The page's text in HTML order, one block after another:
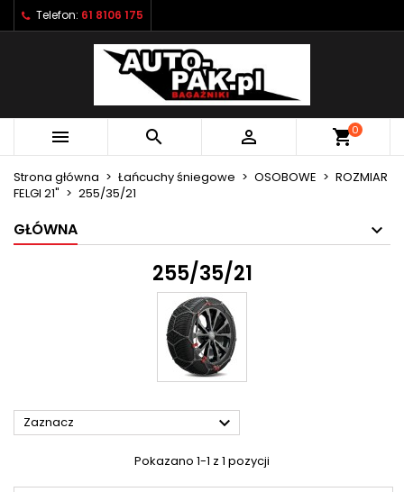
Telefon: 61 8106 175
   shopping_cart0
Strona główna Łańcuchy śniegowe OSOBOWE
ROZMIAR
FELGI 21"
255/35/21
GŁÓWNA
255/35/21
Zaznacz 
Pokazano 1-1 z 1 pozycji
Moje listy życzeń ×
Utwórz nową listę
((modalTitle)) ×
((confirmMessage))
((cancelText)) ((modalDeleteText))
Utwórz listę życzeń ×
Nazwa listy życzeń
Anuluj Utwórz listę życzeń
Zaloguj się ×
Musisz być zalogowany by zapisać produkty na
swojej liście życzeń.
Anuluj Zaloguj się